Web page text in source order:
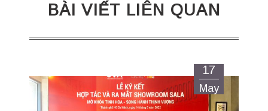
BÀI VIẾT LIÊN QUAN
17
May